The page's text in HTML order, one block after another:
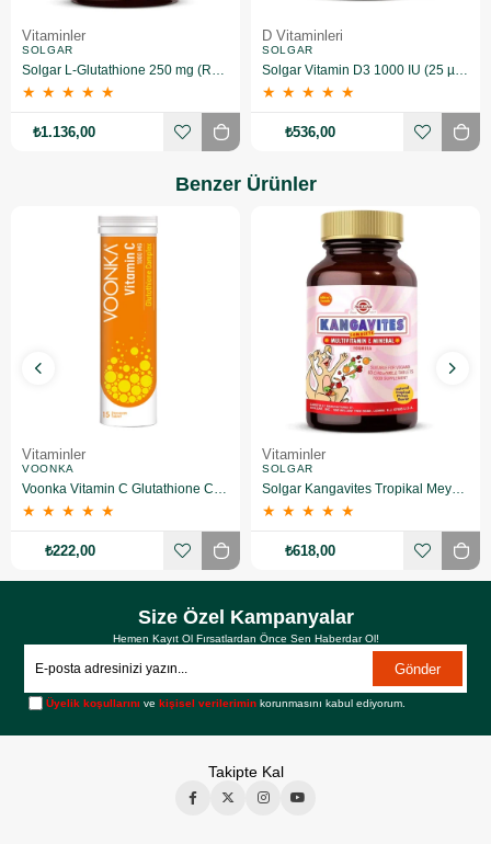
Vitaminler
SOLGAR
Solgar L-Glutathione 250 mg (Reduced) 30 Kapsül
★ ★ ★ ★ ★
₺1.136,00
D Vitaminleri
SOLGAR
Solgar Vitamin D3 1000 IU (25 µg) 100 Yumuşak Jelatin Kapsül
★ ★ ★ ★ ★
₺536,00
Benzer Ürünler
Vitaminler
VOONKA
Voonka Vitamin C Glutathione Complex Efervesan 15 Tablet
★ ★ ★ ★ ★
₺222,00
Vitaminler
SOLGAR
Solgar Kangavites Tropikal Meyve Aromalı 60 Tablet
★ ★ ★ ★ ★
₺618,00
Size Özel Kampanyalar
Hemen Kayıt Ol Fırsatlardan Önce Sen Haberdar Ol!
Gönder
Üyelik koşullarını vekişisel verilerimin korunmasını kabul ediyorum.
Takipte Kal